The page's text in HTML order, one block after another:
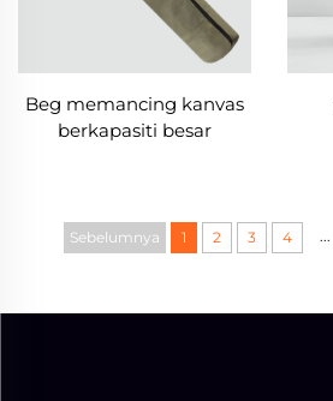
Beg memancing kanvas
berkapasiti besar
Sebelumnya 1 2 3 4 ...